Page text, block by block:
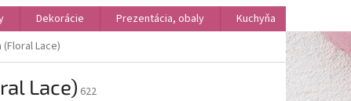
Dekorácie Prezentácia, obaly Kuchyňa
Lace)
Lace) 622